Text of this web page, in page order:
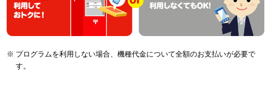
プログラムを利用しない場合、機種代金について全額のお支払いが必要で
す。